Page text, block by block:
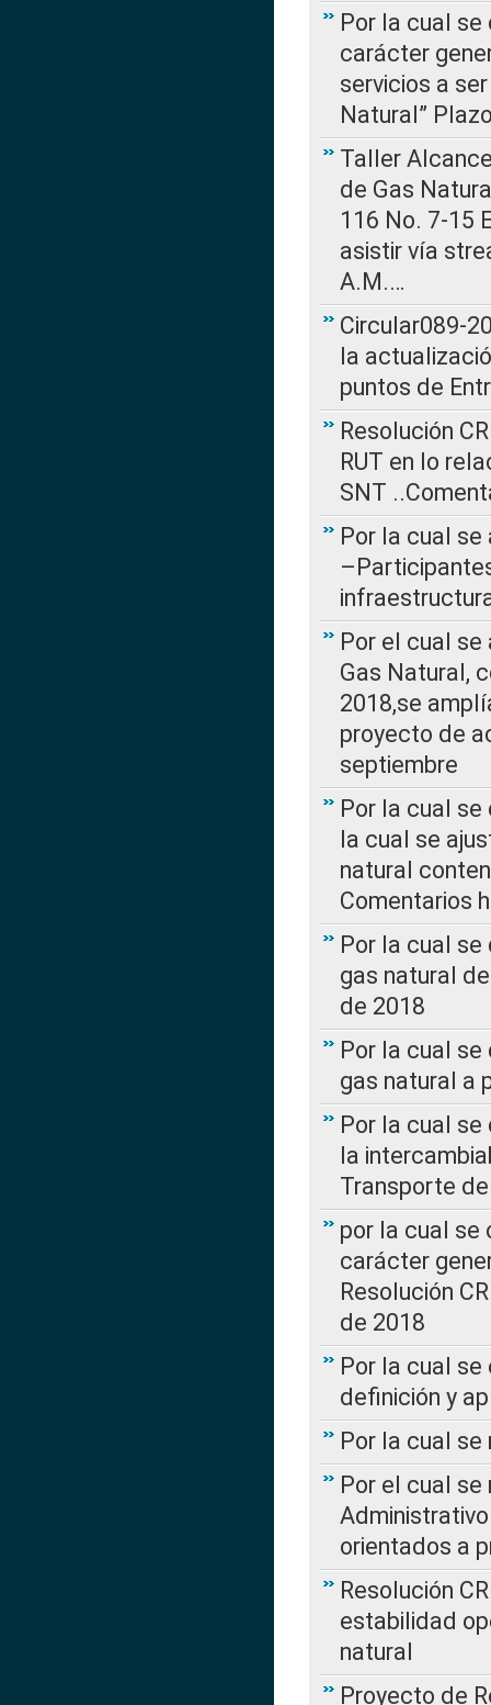
Por la cual
carácter
servicios a
Natural”
Taller
de Gas
116 No. 7-15
asistir vía
A.M.…
Circular089-
la
puntos de
Resolución
RUT en lo
SNT
Por la cual se
Por el cual
Gas Natural,
2018,se
proyecto de
septiembre
Por la cual se
la cual se
natural
Comentarios
Por la cual
gas natural
de 2018
Por la cual
gas natural a
Por la cual
la
Transporte
por la cual se
carácter
Resolución
de 2018
Por la cual
definición y
Por la cual
Por el cual
orientados a
Resolución
estabilidad
natural
Proyecto de